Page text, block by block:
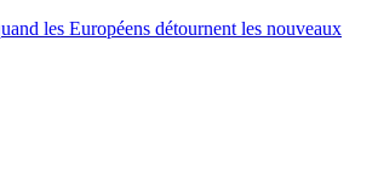
les Européens détournent les nouveaux